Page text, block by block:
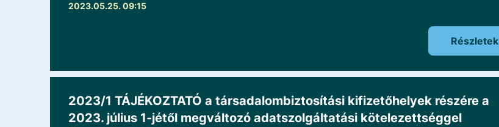
2023.05.25. 09:15
Részletek
2023/1 TÁJÉKOZTATÓ a társadalombiztosítási kifizetőhelyek részére a
2023. július 1-jétől megváltozó adatszolgáltatási kötelezettséggel